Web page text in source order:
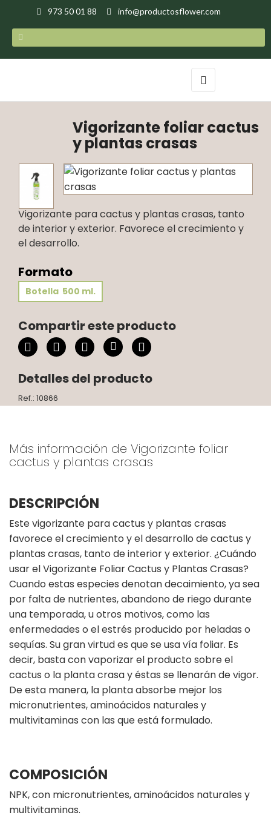
973 50 01 88 info@productosflower.com
Navegación
de
palanca
☰
Vigorizante foliar cactus
y plantas crasas
Vigorizante para cactus y plantas crasas, tanto
de interior y exterior. Favorece el crecimiento y
el desarrollo.
Formato
Botella 500 ml.
Compartir este producto
Detalles del producto
Ref.: 10866
Más información de Vigorizante foliar
cactus y plantas crasas
DESCRIPCIÓN
Este vigorizante para cactus y plantas crasas
favorece el crecimiento y el desarrollo de cactus y
plantas crasas, tanto de interior y exterior. ¿Cuándo
usar el Vigorizante Foliar Cactus y Plantas Crasas?
Cuando estas especies denotan decaimiento, ya sea
por falta de nutrientes, abandono de riego durante
una temporada, u otros motivos, como las
enfermedades o el estrés producido por heladas o
sequías. Su gran virtud es que se usa vía foliar. Es
decir, basta con vaporizar el producto sobre el
cactus o la planta crasa y éstas se llenarán de vigor.
De esta manera, la planta absorbe mejor los
micronutrientes, aminoácidos naturales y
multivitaminas con las que está formulado.
COMPOSICIÓN
NPK, con micronutrientes, aminoácidos naturales y
multivitaminas.